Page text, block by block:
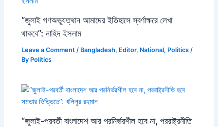
“জুলাই গণঅভ্যুত্থান আমাদের ইতিহাসে স্বর্ণাক্ষরে লেখা
থাকবে”: নাহিদ ইসলাম
Leave a Comment / Bangladesh, Editor, National, Politics /
By Politics
“জুলাই-পরবর্তী বাংলাদেশ আর পরনির্ভরশীল হবে না, পররাষ্ট্রনীতি